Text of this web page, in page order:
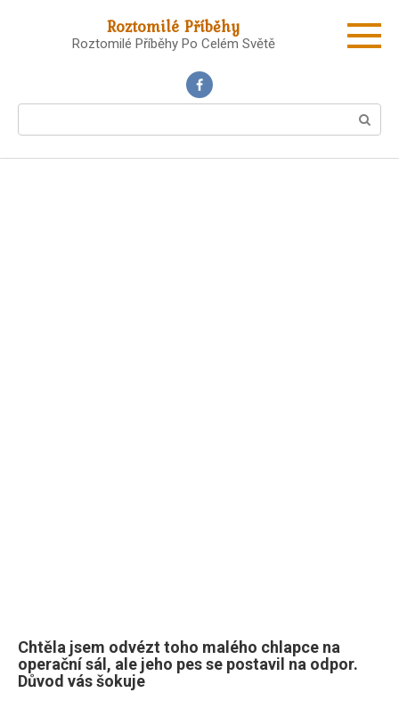
Roztomilé Příběhy
Roztomilé Příběhy Po Celém Světě
Chtěla jsem odvézt toho malého chlapce na
operační sál, ale jeho pes se postavil na odpor.
Důvod vás šokuje